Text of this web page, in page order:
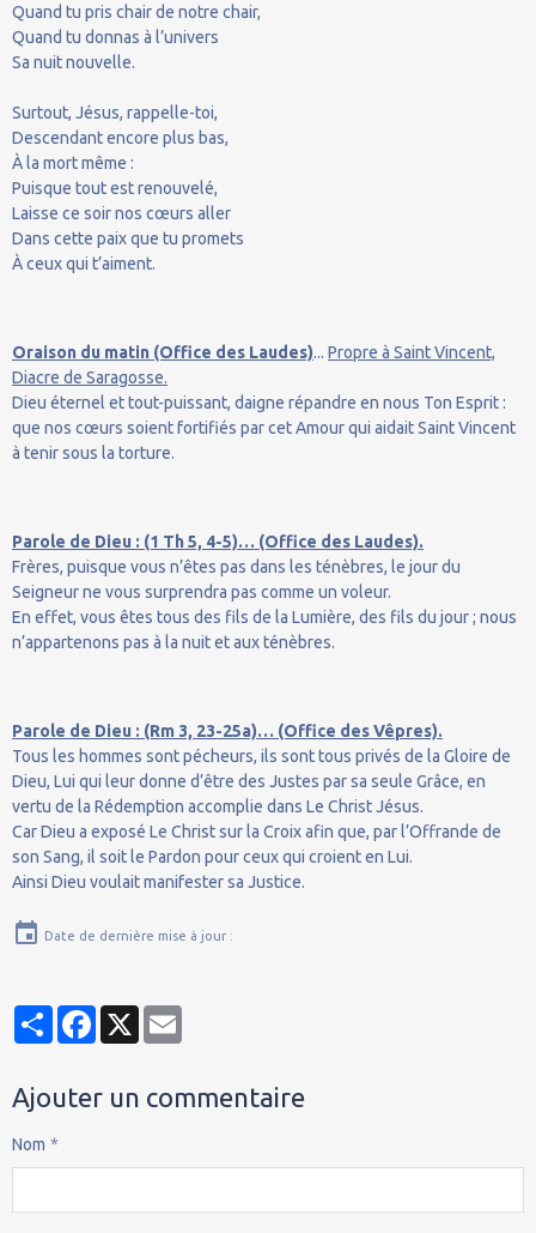
Quand tu pris chair de notre chair,
Quand tu donnas à l’univers
Sa nuit nouvelle.
Surtout, Jésus, rappelle-toi,
Descendant encore plus bas,
À la mort même :
Puisque tout est renouvelé,
Laisse ce soir nos cœurs aller
Dans cette paix que tu promets
À ceux qui t’aiment.
Oraison du matin (Office des Laudes)... Propre à Saint Vincent,
Diacre de Saragosse.
Dieu éternel et tout-puissant, daigne répandre en nous Ton Esprit :
que nos cœurs soient fortifiés par cet Amour qui aidait Saint Vincent
à tenir sous la torture.
Parole de Dieu : (1 Th 5, 4-5)… (Office des Laudes).
Frères, puisque vous n’êtes pas dans les ténèbres, le jour du
Seigneur ne vous surprendra pas comme un voleur.
En effet, vous êtes tous des fils de la Lumière, des fils du jour ; nous
n’appartenons pas à la nuit et aux ténèbres.
Parole de Dieu : (Rm 3, 23-25a)… (Office des Vêpres).
Tous les hommes sont pécheurs, ils sont tous privés de la Gloire de
Dieu, Lui qui leur donne d’être des Justes par sa seule Grâce, en
vertu de la Rédemption accomplie dans Le Christ Jésus.
Car Dieu a exposé Le Christ sur la Croix afin que, par l’Offrande de
son Sang, il soit le Pardon pour ceux qui croient en Lui.
Ainsi Dieu voulait manifester sa Justice.
Date de dernière mise à jour :
PartagerFacebook
X
Ajouter un commentaire
Nom